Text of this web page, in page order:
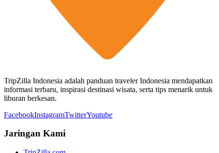
TripZilla Indonesia adalah panduan traveler Indonesia mendapatkan
informasi terbaru, inspirasi destinasi wisata, serta tips menarik untuk
liburan berkesan.
FacebookInstagramTwitterYoutube
Jaringan Kami